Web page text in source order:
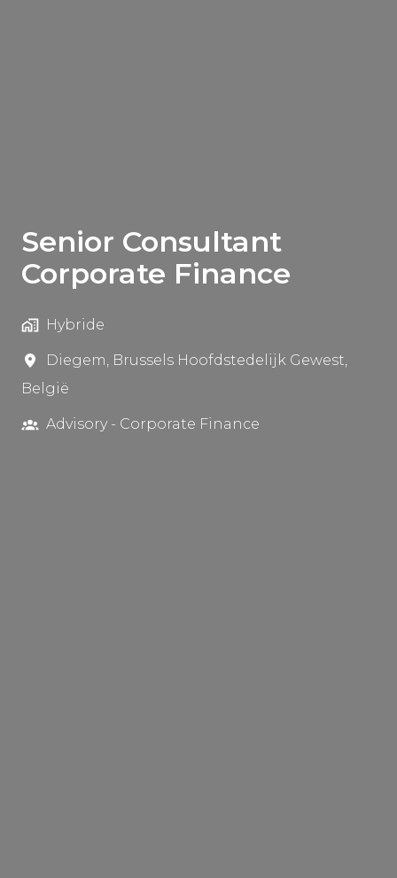
Senior Consultant
Corporate Finance
Hybride
Diegem, Brussels Hoofdstedelijk Gewest,
België
Advisory - Corporate Finance